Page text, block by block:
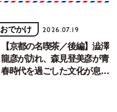
おでかけ 2026.07.19
【京都の名喫茶／後編】澁澤
龍彦が訪れ、森見登美彦が青
春時代を過ごした文化が息づ